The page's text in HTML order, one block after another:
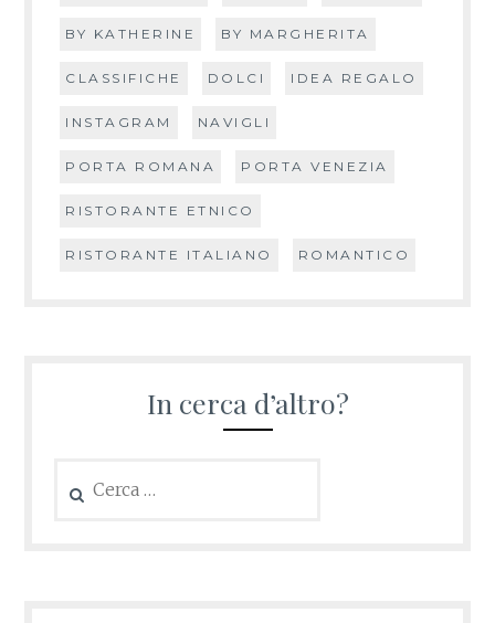
BY KATHERINE BY MARGHERITA
CLASSIFICHE DOLCI IDEA REGALO
INSTAGRAM NAVIGLI
PORTA ROMANA PORTA VENEZIA
RISTORANTE ETNICO
RISTORANTE ITALIANO ROMANTICO
In cerca d’altro?
per: